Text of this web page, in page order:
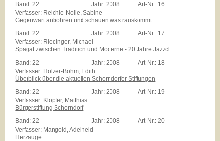
Band: 22 Jahr: 2008 Art-Nr.: 16
Verfasser: Reichle-Nolle, Sabine
Gegenwart anbohren und schauen was rauskommt
Band:22 Jahr:2008 Art-Nr.: 17
Verfasser: Riedinger, Michael
Spagat zwischen Tradition und Moderne - 20 Jahre Jazzcl...
Band: 22 Jahr: 2008 Art-Nr.: 18
Verfasser: Holzer-Böhm, Edith
Überblick über die aktuellen Schorndorfer Stiftungen
Band:22 Jahr:2008 Art-Nr.: 19
Verfasser: Klopfer, Matthias
Bürgerstiftung Schorndorf
Band:22 Jahr:2008 Art-Nr.:20
Verfasser: Mangold, Adelheid
Herzauge